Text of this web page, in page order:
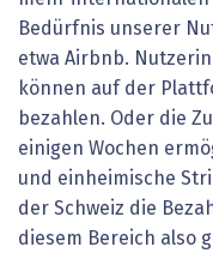
Bedürfnis unserer
etwa Airbnb.
können auf der
bezahlen. Oder die
einigen Wochen
und einheimische
der Schweiz die
diesem Bereich also